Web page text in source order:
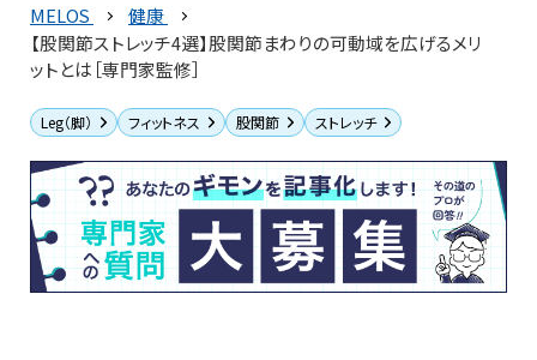
MELOS
健康
【股関節ストレッチ4選】股関節まわりの可動域を広げるメリ
ットとは［専門家監修］
Leg（脚） フィットネス 股関節 ストレッチ